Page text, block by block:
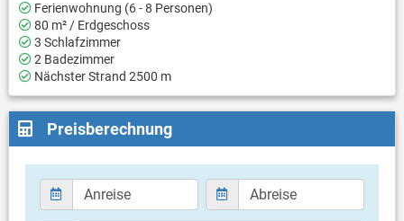
Ferienwohnung (6 - 8 Personen)
80 m² / Erdgeschoss
3 Schlafzimmer
2 Badezimmer
Nächster Strand 2500 m
Preisberechnung